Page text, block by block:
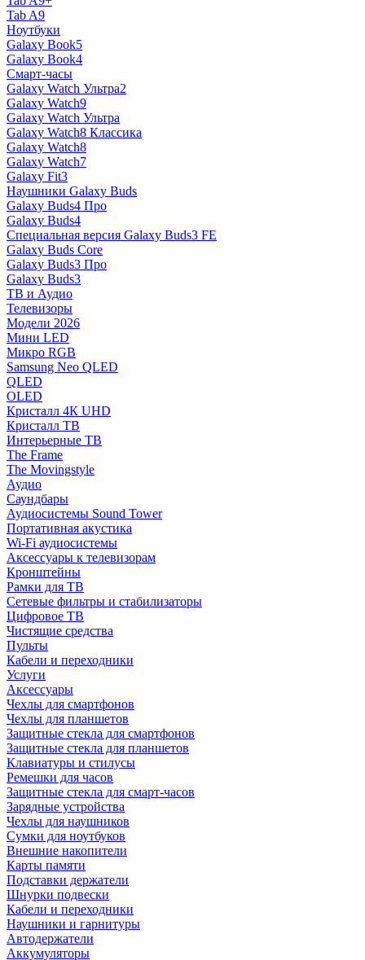
Tab A9
Ноутбуки
Galaxy Book5
Galaxy Book4
Смарт-часы
Galaxy Watch Ультра2
Galaxy Watch9
Galaxy Watch Ультра
Galaxy Watch8 Классика
Galaxy Watch8
Galaxy Watch7
Galaxy Fit3
Наушники Galaxy Buds
Galaxy Buds4 Про
Galaxy Buds4
Специальная версия Galaxy Buds3 FE
Galaxy Buds Core
Galaxy Buds3 Про
Galaxy Buds3
ТВ и Аудио
Телевизоры
Модели 2026
Мини LED
Микро RGB
Samsung Neo QLED
QLED
OLED
Кристалл 4К UHD
Кристалл ТВ
Интерьерные ТВ
The Frame
The Movingstyle
Аудио
Саундбары
Аудиосистемы Sound Tower
Портативная акустика
Wi-Fi аудиосистемы
Аксессуары к телевизорам
Кронштейны
Рамки для ТВ
Сетевые фильтры и стабилизаторы
Цифровое ТВ
Чистящие средства
Пульты
Кабели и переходники
Услуги
Аксессуары
Чехлы для смартфонов
Чехлы для планшетов
Защитные стекла для смартфонов
Защитные стекла для планшетов
Клавиатуры и стилусы
Ремешки для часов
Защитные стекла для смарт-часов
Зарядные устройства
Чехлы для наушников
Сумки для ноутбуков
Внешние накопители
Карты памяти
Подставки держатели
Шнурки подвески
Кабели и переходники
Наушники и гарнитуры
Автодержатели
Аккумуляторы